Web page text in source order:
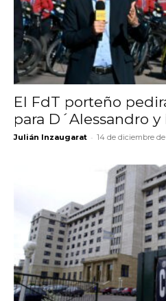
El FdT porteño
para D´Alessandro
Julián Inzaugarat - 14 de diciembre de